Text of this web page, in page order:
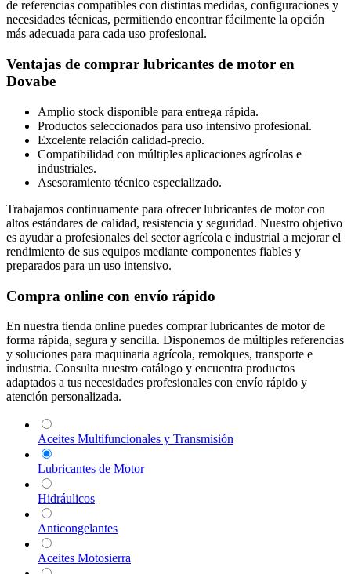
de referencias compatibles con distintas medidas, configuraciones y
necesidades técnicas, permitiendo encontrar fácilmente la opción
más adecuada para cada uso profesional.
Ventajas de comprar lubricantes de motor en
Dovabe
Amplio stock disponible para entrega rápida.
Productos seleccionados para uso intensivo profesional.
Excelente relación calidad-precio.
Compatibilidad con múltiples aplicaciones agrícolas e
industriales.
Asesoramiento técnico especializado.
Trabajamos continuamente para ofrecer lubricantes de motor con
altos estándares de calidad, resistencia y seguridad. Nuestro objetivo
es ayudar a profesionales del sector agrícola e industrial a mejorar el
rendimiento de sus equipos mediante componentes fiables y
preparados para un uso intensivo.
Compra online con envío rápido
En nuestra tienda online puedes comprar lubricantes de motor de
forma rápida, segura y sencilla. Disponemos de múltiples referencias
y soluciones para maquinaria agrícola, remolques, transporte e
industria. Consulta nuestro catálogo y encuentra productos
adaptados a tus necesidades profesionales con envío rápido y
atención personalizada.
Aceites Multifuncionales y Transmisión
Lubricantes de Motor
Hidráulicos
Anticongelantes
Aceites Motosierra